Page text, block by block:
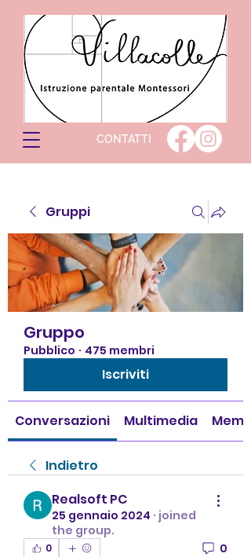
CONTATTI
Gruppi
Gruppo
Pubblico · 475 membri
Iscriviti
Conversazioni Multimedia
Indietro
Realsoft PC
25 gennaio 2024 · joined
the group.
0 0